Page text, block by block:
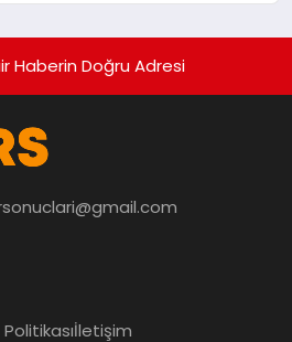
Haberin Doğru Adresi
İletişim